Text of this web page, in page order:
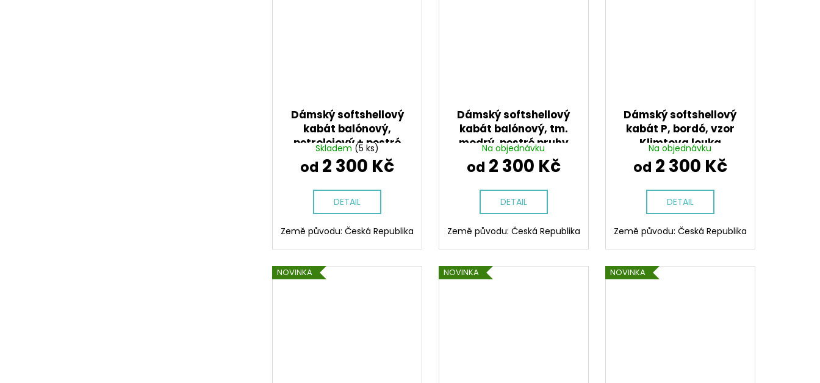
Dámský softshellový
kabát balónový,
petrolejový + pestré
pruhy
Skladem (5 ks)
od 2 300 Kč
DETAIL
Země původu: Česká Republika
Dámský softshellový
kabát balónový, tm.
modrý, pestré pruhy
Na objednávku
od 2 300 Kč
DETAIL
Země původu: Česká Republika
Dámský softshellový
kabát P, bordó, vzor
Klimtova louka
Na objednávku
od 2 300 Kč
DETAIL
Země původu: Česká Republika
NOVINKA NOVINKA NOVINKA